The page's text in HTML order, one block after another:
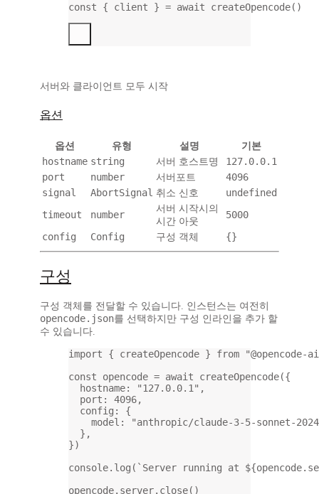
const { client } = await createOpencode()
서버와 클라이언트 모두 시작
옵션
옵션 유형 설명 기본
hostname string 서버 호스트명
127.0.0.1
port
number 서버포트
4096
signal
AbortSignal 취소 신호
undefined
timeout
number
서버 시작시의
시간 아웃
5000
config
Config 구성 객체 {}
구성
구성 객체를 전달할 수 있습니다. 인스턴스는 여전히
opencode.json를 선택하지만 구성 인라인을 추가 할
수 있습니다.
import { createOpencode } from
"@opencode-
const
opencode = await createOpencode({
hostname:
"127.0.0.1" ,
port: 4096,
config: {
model:
"anthropic/claude-3-5-sonnet-
},
})
console. log ( `Server running at ${opencode.
opencode.server. close()